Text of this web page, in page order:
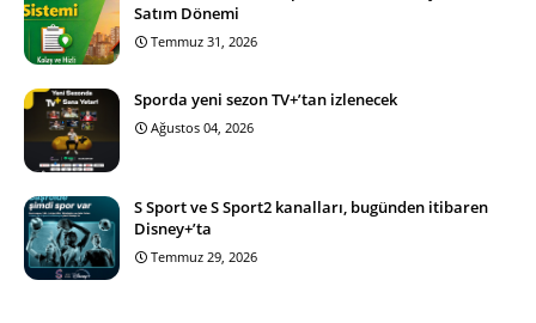
Satım Dönemi
Temmuz 31, 2026
Sporda yeni sezon TV+’tan izlenecek
Ağustos 04, 2026
S Sport ve S Sport2 kanalları, bugünden itibaren
Disney+’ta
Temmuz 29, 2026